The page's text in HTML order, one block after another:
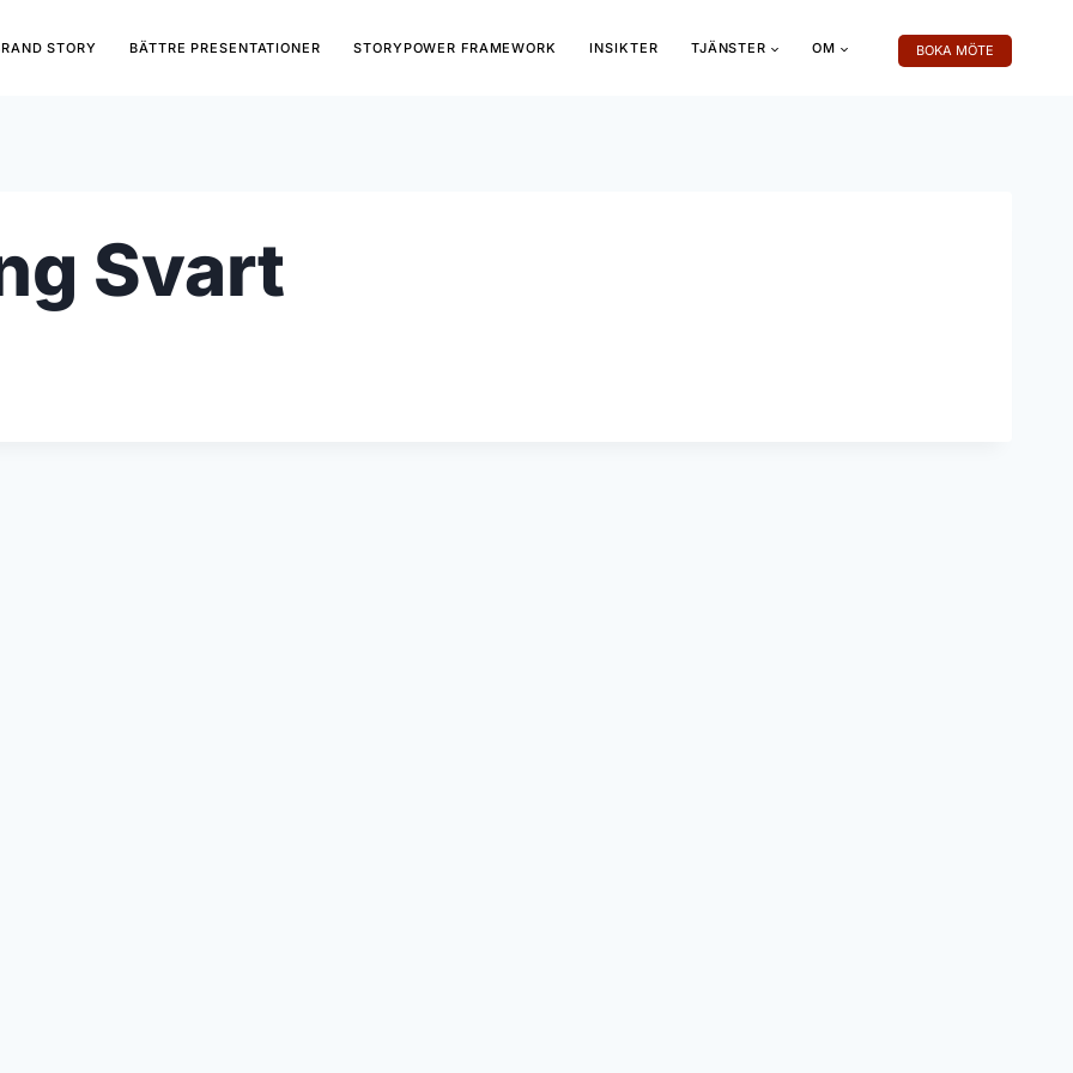
STORY BÄTTRE PRESENTATIONER STORYPOWER FRAMEWORK INSIKTER TJÄNSTER OM BOKA MÖTE
Svart